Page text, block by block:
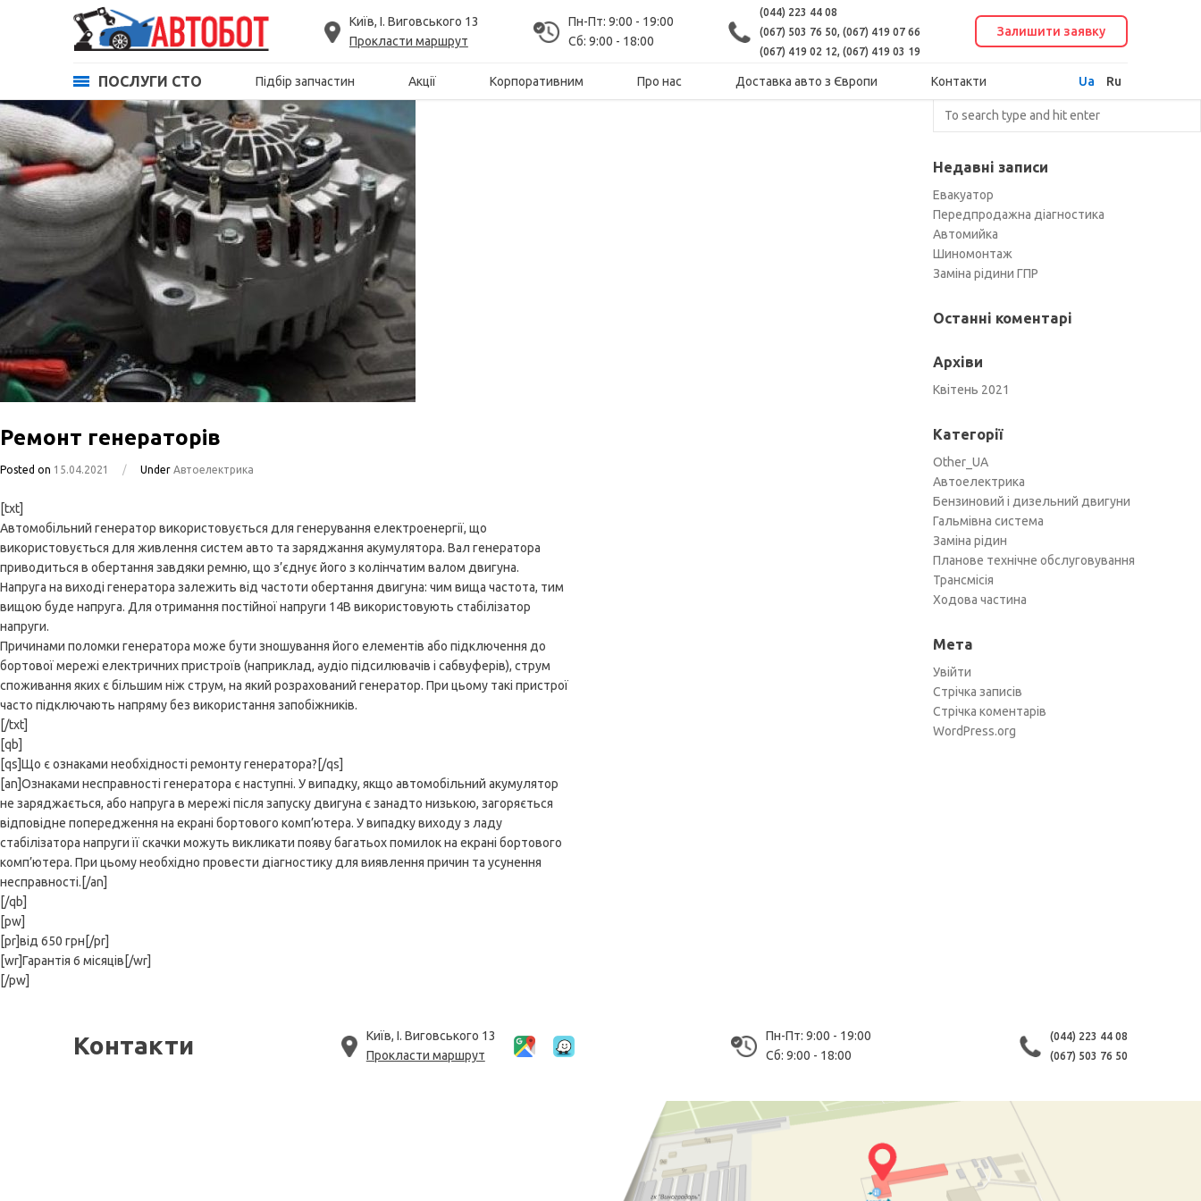
Київ, І. Виговського 13
Прокласти маршрут
Пн-Пт: 9:00 - 19:00
Сб: 9:00 - 18:00
(044) 223 44 08
(067) 503 76 50, (067) 419 07 66
(067) 419 02 12, (067) 419 03 19
Залишити заявку
ПОСЛУГИ СТО Підбір запчастин Акції Корпоративним Про нас Доставка авто з Європи Контакти Ua Ru
Ремонт генераторів
Posted on 15.04.2021 / Under Автоелектрика
[txt]
Автомобільний генератор використовується для генерування електроенергії, що
використовується для живлення систем авто та заряджання акумулятора. Вал генератора
приводиться в обертання завдяки ремню, що з’єднує його з колінчатим валом двигуна.
Напруга на виході генератора залежить від частоти обертання двигуна: чим вища частота, тим
вищою буде напруга. Для отримання постійної напруги 14В використовують стабілізатор
напруги.
Причинами поломки генератора може бути зношування його елементів або підключення до
бортової мережі електричних пристроїв (наприклад, аудіо підсилювачів і сабвуферів), струм
споживання яких є більшим ніж струм, на який розрахований генератор. При цьому такі пристрої
часто підключають напряму без використання запобіжників.
[/txt]
[qb]
[qs]Що є ознаками необхідності ремонту генератора?[/qs]
[an]Ознаками несправності генератора є наступні. У випадку, якщо автомобільний акумулятор
не заряджається, або напруга в мережі після запуску двигуна є занадто низькою, загоряється
відповідне попередження на екрані бортового комп’ютера. У випадку виходу з ладу
стабілізатора напруги її скачки можуть викликати появу багатьох помилок на екрані бортового
комп’ютера. При цьому необхідно провести діагностику для виявлення причин та усунення
несправності.[/an]
[/qb]
[pw]
[pr]від 650 грн[/pr]
[wr]Гарантія 6 місяців[/wr]
[/pw]
Недавні записи
Евакуатор
Передпродажна діагностика
Автомийка
Шиномонтаж
Заміна рідини ГПР
Останні коментарі
Архіви
Квітень 2021
Категорії
Other_UA
Автоелектрика
Бензиновий і дизельний двигуни
Гальмівна система
Заміна рідин
Планове технічне обслуговування
Трансмісія
Ходова частина
Мета
Увійти
Стрічка записів
Стрічка коментарів
WordPress.org
Контакти
Київ, І. Виговського 13
Прокласти маршрут
Пн-Пт: 9:00 - 19:00
Сб: 9:00 - 18:00
(044) 223 44 08
(067) 503 76 50